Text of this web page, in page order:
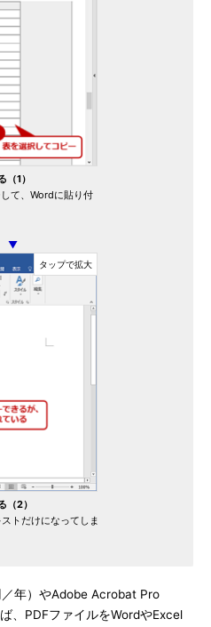
1）
て、Wordに貼り付
▼
（2）
トだけになってしま
年）やAdobe Acrobat Pro
、PDFファイルをWordやExcel